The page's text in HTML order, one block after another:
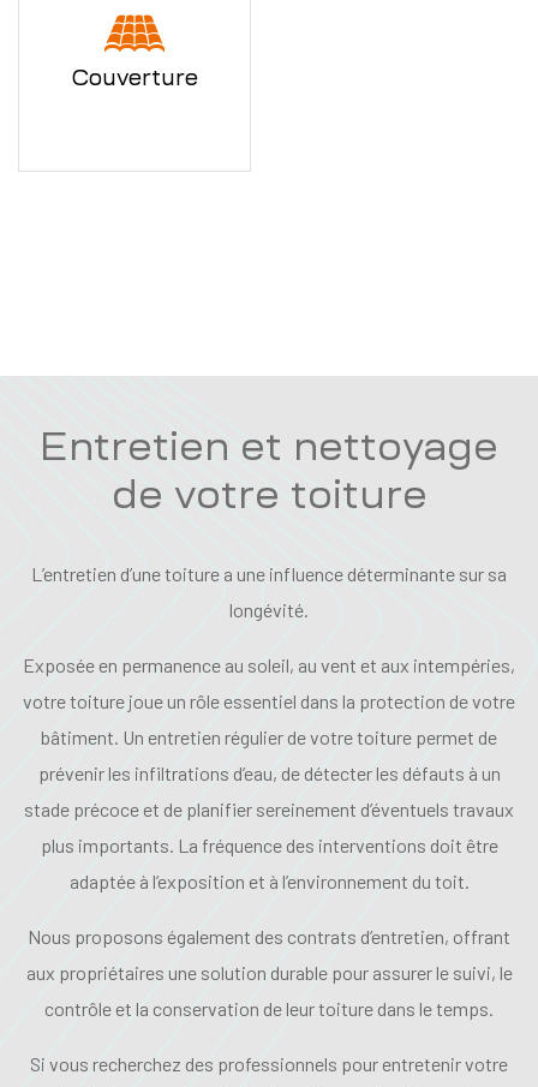
Couverture
Entretien et nettoyage
de votre toiture
L’entretien d’une toiture a une influence déterminante sur sa
longévité.
Exposée en permanence au soleil, au vent et aux intempéries,
votre toiture joue un rôle essentiel dans la protection de votre
bâtiment. Un entretien régulier de votre toiture permet de
prévenir les infiltrations d’eau, de détecter les défauts à un
stade précoce et de planifier sereinement d’éventuels travaux
plus importants. La fréquence des interventions doit être
adaptée à l’exposition et à l’environnement du toit.
Nous proposons également des contrats d’entretien, offrant
aux propriétaires une solution durable pour assurer le suivi, le
contrôle et la conservation de leur toiture dans le temps.
Si vous recherchez des professionnels pour entretenir votre